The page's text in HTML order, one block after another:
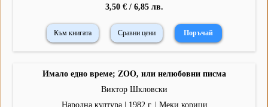
3,50 € / 6,85 лв.
Към книгата Сравни цени
Имало едно време; ZOO, или нелюбовни писма
Виктор Шкловски
Народна култура | 1982 г. | Меки корици